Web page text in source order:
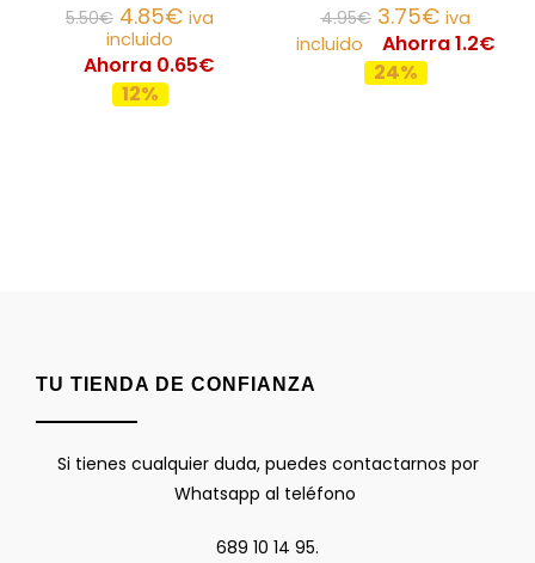
5.50€ 4.85€ iva
incluido
Ahorra 0.65€
12%
4.95€ 3.75€ iva
incluido
Ahorra 1.2€
24%
TU TIENDA DE CONFIANZA
Si tienes cualquier duda, puedes contactarnos por
Whatsapp al teléfono
689 10 14 95.